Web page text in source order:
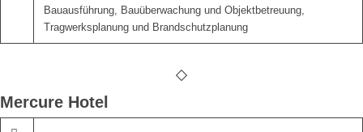
Bauausführung, Bauüberwachung und Objektbetreuung,
Tragwerksplanung und Brandschutzplanung
Mercure Hotel